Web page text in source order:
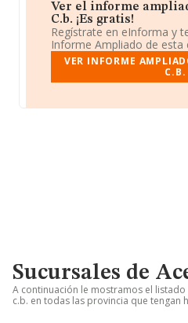
Ver el informe
C.b. ¡Es gratis!
Regístrate en eInforma y
Informe Ampliado de esta
VER INFORME
C.B.
Sucursales de
A continuación le mostramos el
c.b. en todas las provincia que tengan